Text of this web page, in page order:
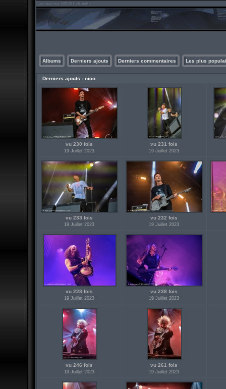
Albums Derniers ajouts Derniers commentaires Les plus
Derniers ajouts - nico
vu 230 fois
19 Juillet 2023
vu 231 fois
19 Juillet 2023
vu 233 fois
19 Juillet 2023
vu 232 fois
19 Juillet 2023
vu 228 fois
19 Juillet 2023
vu 238 fois
19 Juillet 2023
vu 246 fois
19 Juillet 2023
vu 261 fois
19 Juillet 2023